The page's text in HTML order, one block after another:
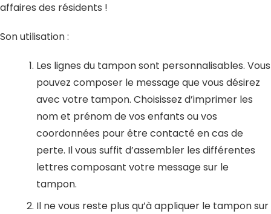
affaires des résidents !
Son utilisation :
Les lignes du tampon sont personnalisables. Vous
pouvez composer le message que vous désirez
avec votre tampon. Choisissez d’imprimer les
nom et prénom de vos enfants ou vos
coordonnées pour être contacté en cas de
perte. Il vous suffit d’assembler les différentes
lettres composant votre message sur le
tampon.
Il ne vous reste plus qu’à appliquer le tampon sur